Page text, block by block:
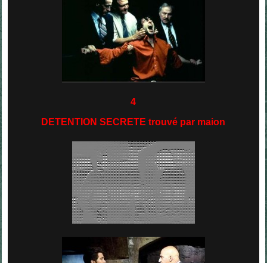
4
DETENTION SECRETE trouvé par maion